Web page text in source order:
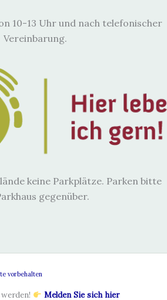
10-13 Uhr und nach telefonischer
Vereinbarung.
keine Parkplätze. Parken bitte
gegenüber.
vorbehalten
Melden Sie sich hier